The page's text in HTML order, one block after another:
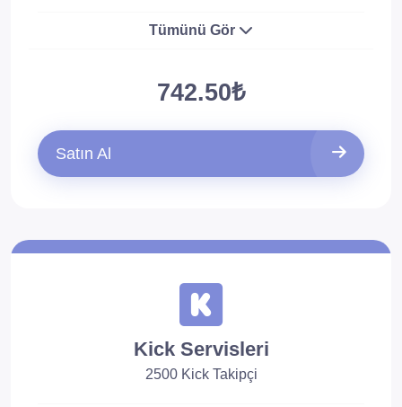
Tümünü Gör
742.50₺
Satın Al
Kick Servisleri
2500 Kick Takipçi